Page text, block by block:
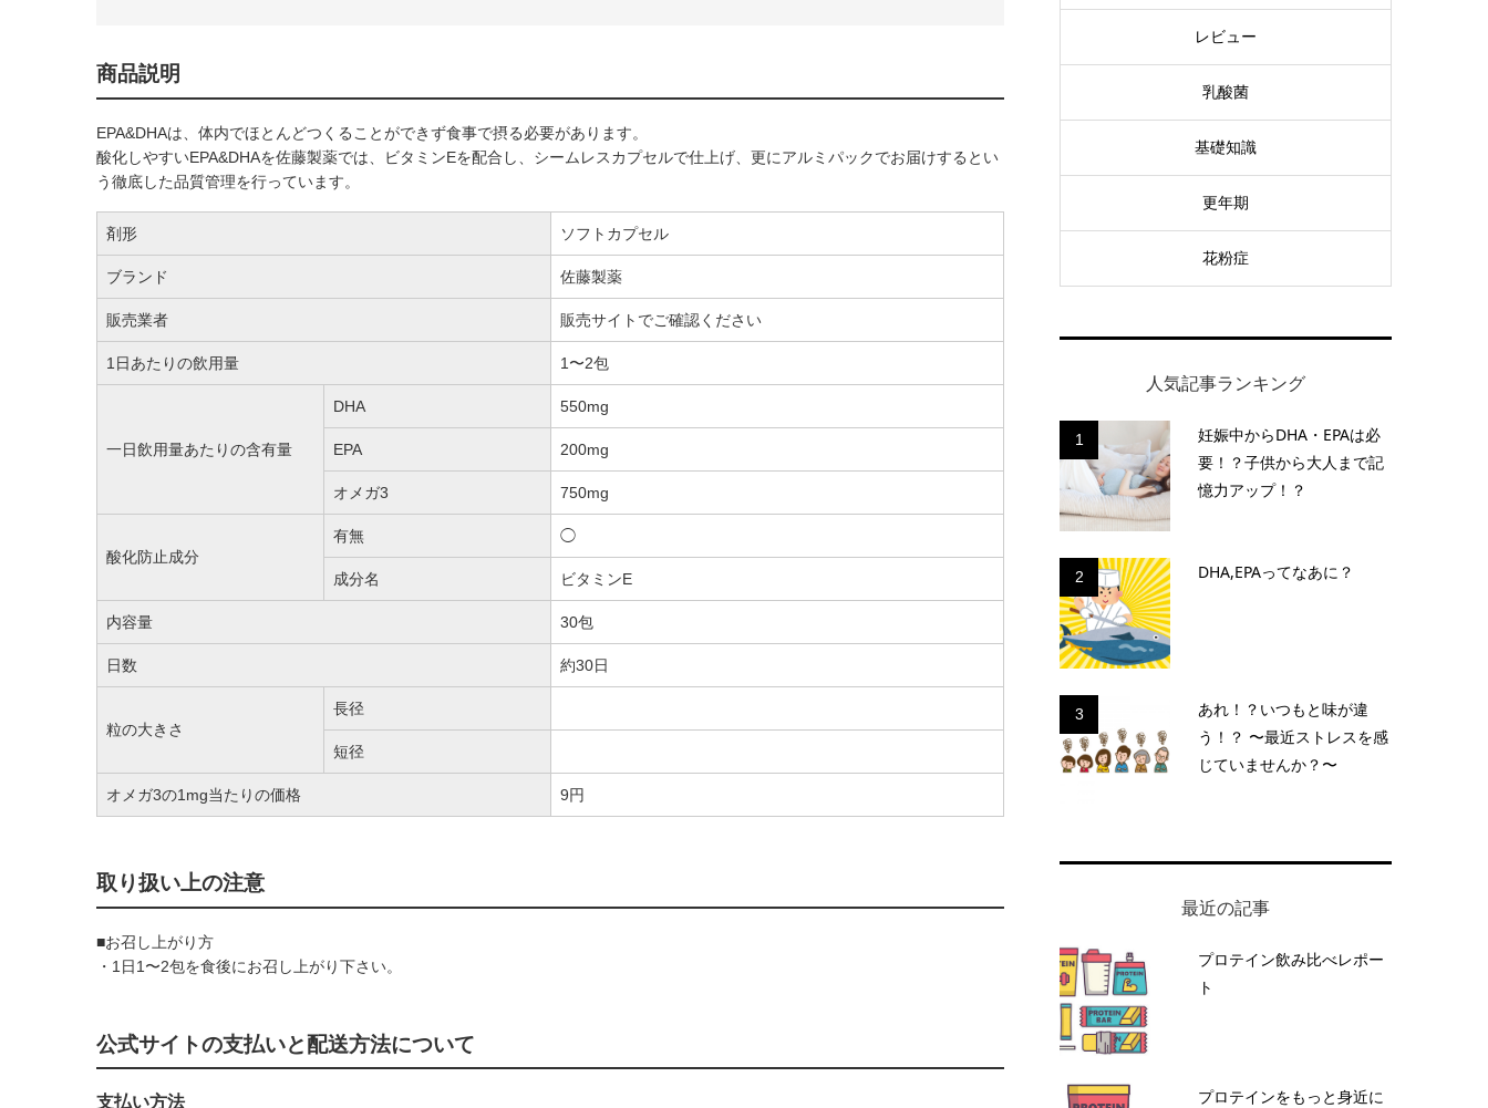
商品説明
EPA&DHAは、体内でほとんどつくることができず食事で摂る必要があります。
酸化しやすいEPA&DHAを佐藤製薬では、ビタミンEを配合し、シームレスカプセルで仕上げ、更にアルミパックでお届けするとい
う徹底した品質管理を行っています。
剤形 ソフトカプセル
ブランド 佐藤製薬
販売業者 販売サイトでご確認ください
1日あたりの飲用量 1〜2包
一日飲用量あたりの含有量
DHA 550mg
EPA 200mg
オメガ3 750mg
酸化防止成分
有無 ◯
成分名 ビタミンE
内容量 30包
日数 約30日
粒の大きさ
長径
短径
オメガ3の1mg当たりの価格 9円
取り扱い上の注意
■お召し上がり方
・1日1〜2包を食後にお召し上がり下さい。
公式サイトの支払いと配送方法について
支払い方法
レビュー
乳酸菌
基礎知識
更年期
花粉症
人気記事ランキング
1
妊娠中からDHA・EPAは必
要！？子供から大人まで記
憶力アップ！？
2 DHA,EPAってなあに？
3
あれ！？いつもと味が違
う！？ 〜最近ストレスを感
じていませんか？〜
最近の記事
プロテイン飲み比べレポー
ト
プロテインをもっと身近に